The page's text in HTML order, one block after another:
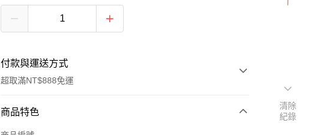
付款與運送方式
超取滿NT$888免運
付款方式
商品特色
清除
紀錄